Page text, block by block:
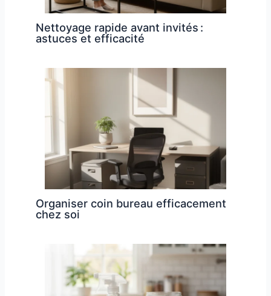
Nettoyage rapide avant invités :
astuces et efficacité
Organiser coin bureau efficacement
chez soi